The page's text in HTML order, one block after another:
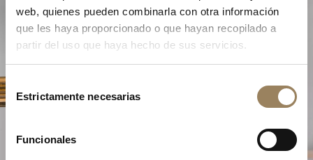
web, quienes pueden combinarla con otra información
que les haya proporcionado o que hayan recopilado a
partir del uso que haya hecho de sus servicios.
Selección
de Estrictamente necesarias
Funcionales
La Excelencia de la Alta